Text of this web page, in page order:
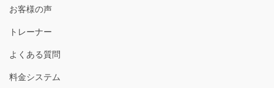
お客様の声
トレーナー
よくある質問
料金システム